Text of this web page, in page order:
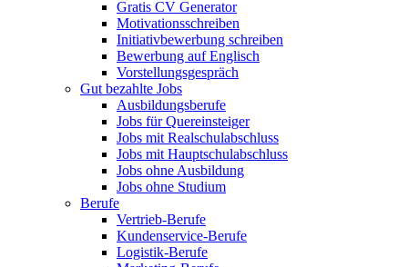
Gratis CV Generator
Motivationsschreiben
Initiativbewerbung schreiben
Bewerbung auf Englisch
Vorstellungsgespräch
Gut bezahlte Jobs
Ausbildungsberufe
Jobs für Quereinsteiger
Jobs mit Realschulabschluss
Jobs mit Hauptschulabschluss
Jobs ohne Ausbildung
Jobs ohne Studium
Berufe
Vertrieb-Berufe
Kundenservice-Berufe
Logistik-Berufe